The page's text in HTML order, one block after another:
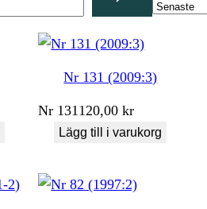
Nr 131 (2009:3)
Nr 131 120,00kr
Lägg till i varukorg